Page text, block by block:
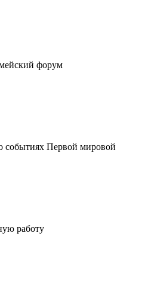
форум
событиях Первой мировой
работу